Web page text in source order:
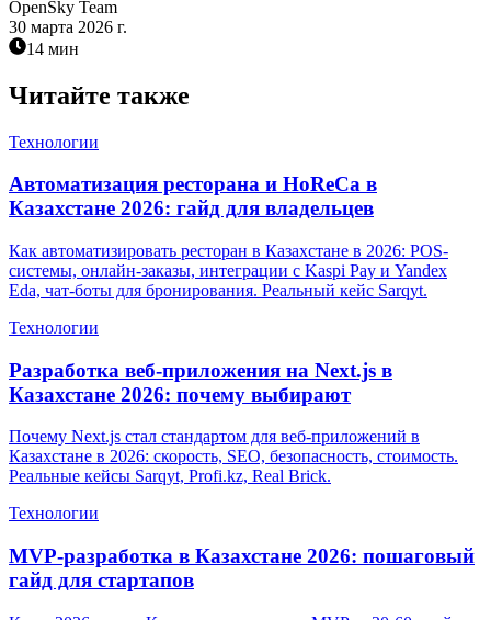
OpenSky Team
30 марта 2026 г.
14 мин
Читайте также
Технологии
Автоматизация ресторана и HoReCa в
Казахстане 2026: гайд для владельцев
Как автоматизировать ресторан в Казахстане в 2026: POS-
системы, онлайн-заказы, интеграции с Kaspi Pay и Yandex
Eda, чат-боты для бронирования. Реальный кейс Sarqyt.
Технологии
Разработка веб-приложения на Next.js в
Казахстане 2026: почему выбирают
Почему Next.js стал стандартом для веб-приложений в
Казахстане в 2026: скорость, SEO, безопасность, стоимость.
Реальные кейсы Sarqyt, Profi.kz, Real Brick.
Технологии
MVP-разработка в Казахстане 2026: пошаговый
гайд для стартапов